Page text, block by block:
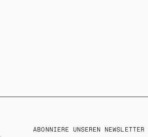
ABONNIERE UNSEREN NEWSLETTER